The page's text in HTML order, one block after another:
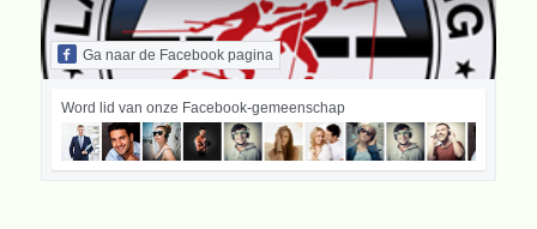
Ga naar de Facebook pagina
Word lid van onze Facebook-gemeenschap